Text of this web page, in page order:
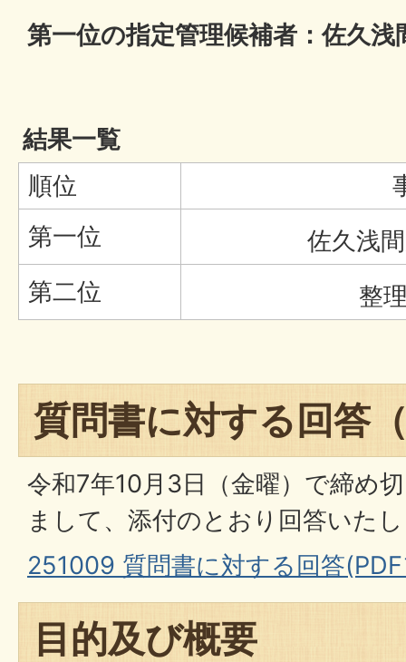
第一位の指定管理候補者：佐久浅
結果一覧
順位
第一位
佐久浅
第二位
整
質問書に対する回答
令和7年10月3日（金曜）で締め
まして、添付のとおり回答いた
251009 質問書に対する回答
目的及び概要